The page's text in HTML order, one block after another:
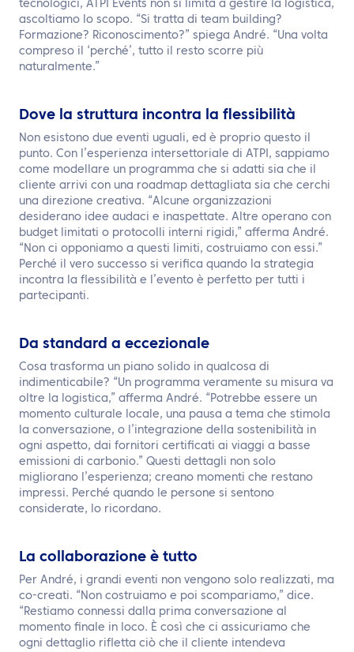
tecnologici, ATPI Events non si limita a gestire la logistica,
ascoltiamo lo scopo. “Si tratta di team building?
Formazione? Riconoscimento?” spiega André. “Una volta
compreso il ‘perché’, tutto il resto scorre più
naturalmente.”
Dove la struttura incontra la flessibilità
Non esistono due eventi uguali, ed è proprio questo il
punto. Con l’esperienza intersettoriale di ATPI, sappiamo
come modellare un programma che si adatti sia che il
cliente arrivi con una roadmap dettagliata sia che cerchi
una direzione creativa. “Alcune organizzazioni
desiderano idee audaci e inaspettate. Altre operano con
budget limitati o protocolli interni rigidi,” afferma André.
“Non ci opponiamo a questi limiti, costruiamo con essi.”
Perché il vero successo si verifica quando la strategia
incontra la flessibilità e l’evento è perfetto per tutti i
partecipanti.
Da standard a eccezionale
Cosa trasforma un piano solido in qualcosa di
indimenticabile? “Un programma veramente su misura va
oltre la logistica,” afferma André. “Potrebbe essere un
momento culturale locale, una pausa a tema che stimola
la conversazione, o l’integrazione della sostenibilità in
ogni aspetto, dai fornitori certificati ai viaggi a basse
emissioni di carbonio.” Questi dettagli non solo
migliorano l’esperienza; creano momenti che restano
impressi. Perché quando le persone si sentono
considerate, lo ricordano.
La collaborazione è tutto
Per André, i grandi eventi non vengono solo realizzati, ma
co-creati. “Non costruiamo e poi scompariamo,” dice.
“Restiamo connessi dalla prima conversazione al
momento finale in loco. È così che ci assicuriamo che
ogni dettaglio rifletta ciò che il cliente intendeva